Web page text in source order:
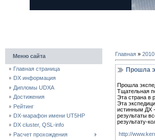
Меню сайта
Главная страница
DX информация
Дипломы UDXA
Достижения
Рейтинг
DX-марафон имени UT5HP
DX cluster, QSL-info
Расчет прохождения
Главная » 2010
Прошла
Прошла
Тщательная
Эта страна в
Эта
истинным ДХ
результаты
результату-
http://